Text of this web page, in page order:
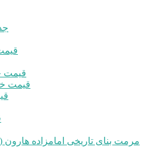
قیمت
قیمت
مرمت بنای تاریخی امامزاده هارون